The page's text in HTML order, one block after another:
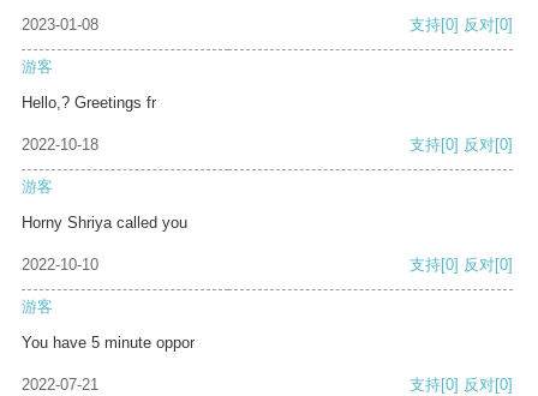
2023-01-08 支持[0] 反对[0]
游客
Hello,? Greetings fr
2022-10-18 支持[0] 反对[0]
游客
Horny Shriya called you
2022-10-10 支持[0] 反对[0]
游客
You have 5 minute oppor
2022-07-21 支持[0] 反对[0]